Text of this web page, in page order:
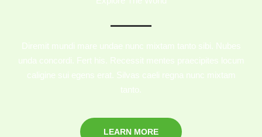
Diremit mundi mare undae nunc mixtam tanto sibi. Nubes
unda concordi. Fert his. Recessit mentes praecipites locum
caligine sui egens erat. Silvas caeli regna nunc mixtam
tanto.
LEARN MORE